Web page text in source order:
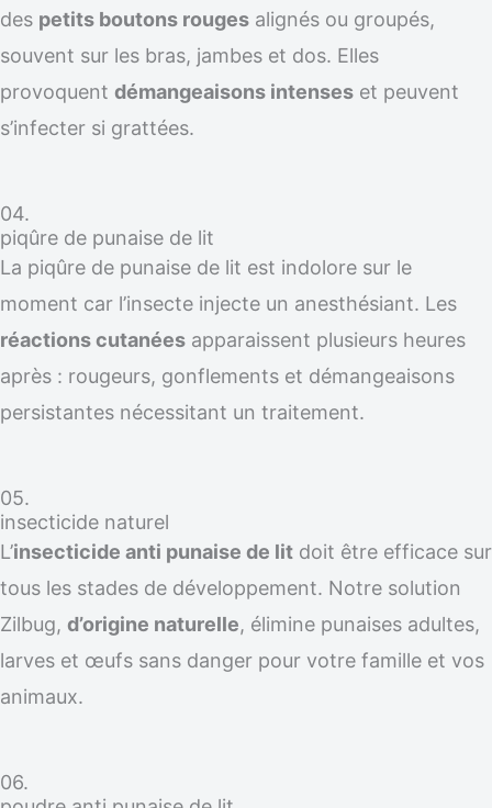
des petits boutons rouges alignés ou groupés,
souvent sur les bras, jambes et dos. Elles
provoquent démangeaisons intenses et peuvent
s’infecter si grattées.
04.
piqûre de punaise de lit
La piqûre de punaise de lit est indolore sur le
moment car l’insecte injecte un anesthésiant. Les
réactions cutanées apparaissent plusieurs heures
après : rougeurs, gonflements et démangeaisons
persistantes nécessitant un traitement.
05.
insecticide naturel
L’insecticide anti punaise de lit doit être efficace sur
tous les stades de développement. Notre solution
Zilbug, d’origine naturelle, élimine punaises adultes,
larves et œufs sans danger pour votre famille et vos
animaux.
06.